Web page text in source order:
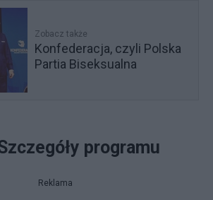
Zobacz także
Konfederacja, czyli Polska
Partia Biseksualna
programu
Reklama